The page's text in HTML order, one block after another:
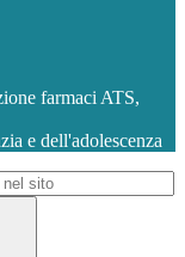
farmaci ATS,
e dell'adolescenza